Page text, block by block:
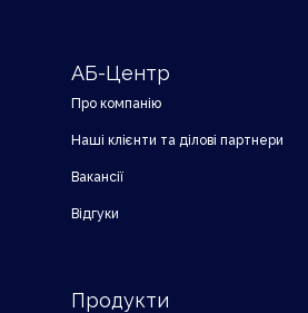
АБ-Центр
Про компанію
Наші клієнти та ділові партнери
Вакансії
Відгуки
Продукти